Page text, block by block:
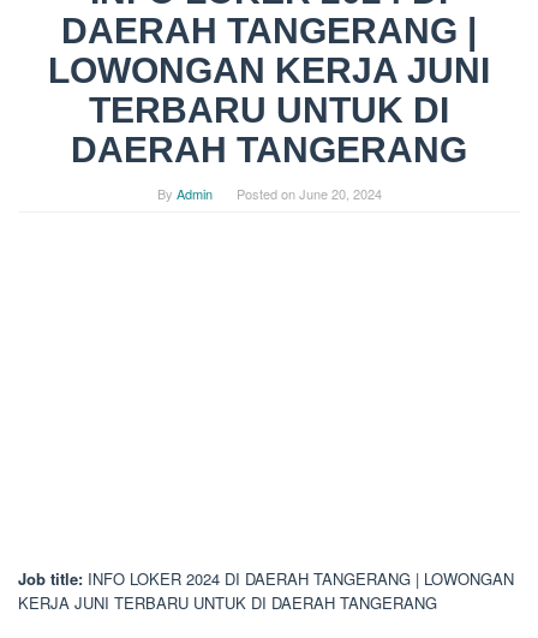
DAERAH TANGERANG |
LOWONGAN KERJA JUNI
TERBARU UNTUK DI
DAERAH TANGERANG
By Admin Posted onJune 20, 2024
Job title: INFO LOKER 2024 DI DAERAH TANGERANG | LOWONGAN
KERJA JUNI TERBARU UNTUK DI DAERAH TANGERANG